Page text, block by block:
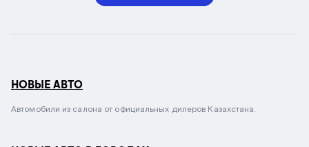
НОВЫЕ АВТО
Автомобили из салона от официальных дилеров Казахстана.